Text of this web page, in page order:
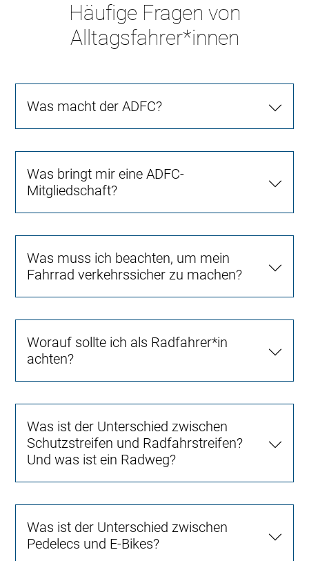
Häufige Fragen von
Alltagsfahrer*innen
Was macht der ADFC?
Was bringt mir eine ADFC-
Mitgliedschaft?
Was muss ich beachten, um mein
Fahrrad verkehrssicher zu machen?
Worauf sollte ich als Radfahrer*in
achten?
Was ist der Unterschied zwischen
Schutzstreifen und Radfahrstreifen?
Und was ist ein Radweg?
Was ist der Unterschied zwischen
Pedelecs und E-Bikes?